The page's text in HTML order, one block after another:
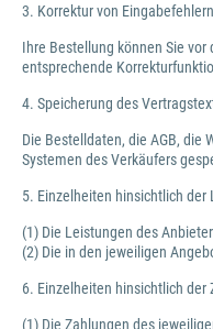
3. Korrektur von
Ihre Bestellung können Sie
entsprechende
4. Speicherung des
Die Bestelldaten, die AGB, die
Systemen des Verkäufers
5. Einzelheiten hinsichtlich der
(1) Die Leistungen des
(2) Die in den jeweiligen
6. Einzelheiten hinsichtlich der
(1) Die Zahlungen des